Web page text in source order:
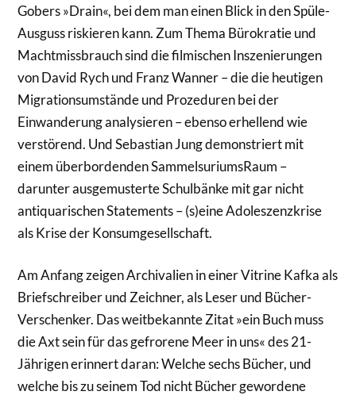
Gobers »Drain«, bei dem man einen Blick in den Spüle­-
Ausguss riskieren kann. Zum Thema Bürokratie und
Machtmissbrauch sind die filmischen Inszenierungen
von David Rych und Franz Wanner – die die heutigen
Migrationsumstände und Prozeduren bei der
Einwanderung analysieren – ebenso erhellend wie
verstörend. Und Sebastian Jung demonstriert mit
einem überbordenden SammelsuriumsRaum –
darunter ausgemusterte Schulbänke mit gar nicht
antiquarischen Statements – (s)eine Adoleszenzkrise
als Krise der Konsumgesellschaft.
Am Anfang zeigen Archivalien in einer Vitrine Kafka als
Briefschreiber und Zeichner, als Leser und Bücher­-
Verschenker. Das weitbekannte Zitat »ein Buch muss
die Axt sein für das gefrorene Meer in uns« des 21­-
Jährigen erinnert daran: Welche sechs Bücher, und
welche bis zu seinem Tod nicht Bücher gewordene